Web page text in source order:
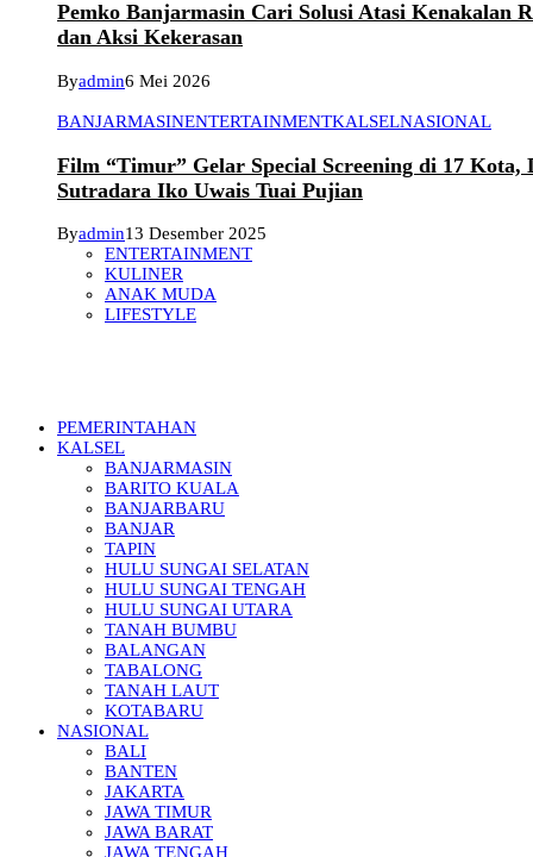
Pemko Banjarmasin Cari Solusi Atasi Kenakalan
dan Aksi Kekerasan
Byadmin6 Mei 2026
BANJARMASINENTERTAINMENTKALSELNASIONAL
Film “Timur” Gelar Special Screening di 17 Kota,
Sutradara Iko Uwais Tuai Pujian
Byadmin13 Desember 2025
ENTERTAINMENT
KULINER
ANAK MUDA
LIFESTYLE
PEMERINTAHAN
KALSEL
BANJARMASIN
BARITO KUALA
BANJARBARU
BANJAR
TAPIN
HULU SUNGAI SELATAN
HULU SUNGAI TENGAH
HULU SUNGAI UTARA
TANAH BUMBU
BALANGAN
TABALONG
TANAH LAUT
KOTABARU
NASIONAL
BALI
BANTEN
JAKARTA
JAWA TIMUR
JAWA BARAT
JAWA TENGAH